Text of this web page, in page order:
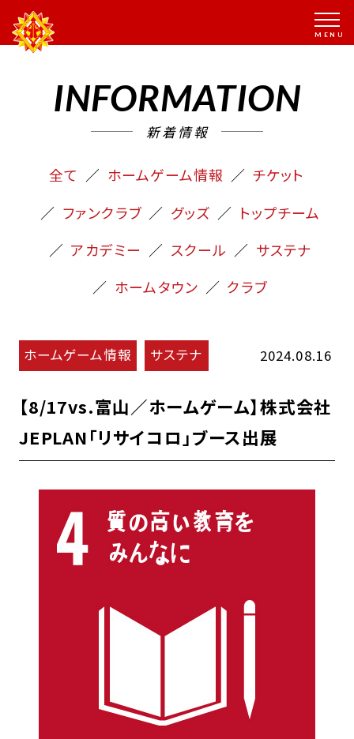
INFORMATION
新着情報
全て ホームゲーム情報
チケット
ファンクラブ
グッズ
トップチーム
アカデミー
スクール
サステナ
ホームタウン
クラブ
ホームゲーム情報 サステナ 2024.08.16
【8/17vs.富山／ホームゲーム】株式会社
JEPLAN「リサイコロ」ブース出展